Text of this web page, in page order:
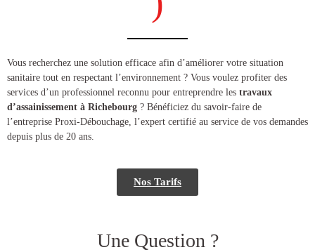
​​Vous recherchez une solution efficace afin d’améliorer votre situation
sanitaire tout en respectant l’environnement ? Vous voulez profiter des
services d’un professionnel reconnu pour entreprendre les travaux
d’assainissement à Richebourg ? Bénéficiez du savoir-faire de
l’entreprise Proxi-Débouchage, l’expert certifié au service de vos demandes
depuis plus de 20 ans.
Nos Tarifs
Une Question ?